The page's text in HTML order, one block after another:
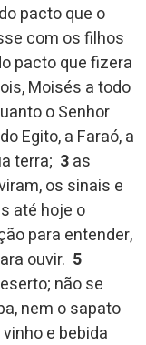
pacto que o
com os filhos
pacto que fizera
Moisés a todo
o Senhor
Egito, a Faraó, a
terra; 3as
os sinais e
até hoje o
para entender,
ouvir. 5
não se
nem o sapato
e bebida